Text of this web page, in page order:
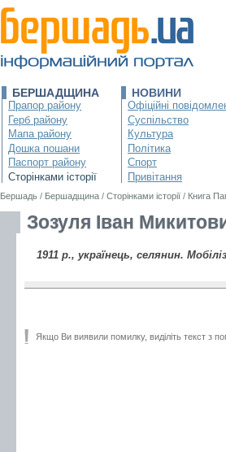
БЕРШАДЩИНА
Прапор району
Герб району
Мапа району
Дошка пошани
Паспорт району
Сторінками історії
НОВИНИ
Офіційні
Суспільство
Культура
Політика
Спорт
Привітання
Бершадь / Бершадщина / Сторінками історії / Книга
Зозуля Іван
1911 р., українець, селянин.
Якщо Ви виявили помилку, виділіть текст з